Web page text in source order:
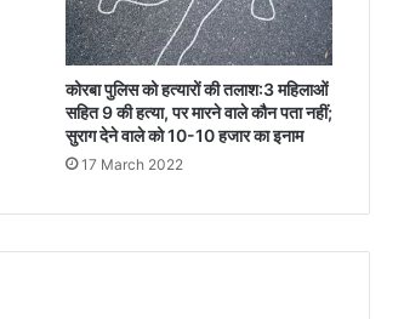
कोरबा पुलिस को हत्यारों की तलाश:3 महिलाओं
सहित 9 की हत्या, पर मारने वाले कौन पता नहीं;
सुराग देने वाले को 10-10 हजार का इनाम
17 March 2022